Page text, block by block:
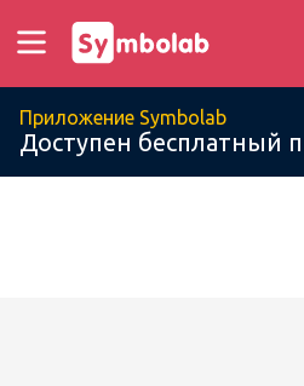
Приложение Symbolab
Доступен бесплатный